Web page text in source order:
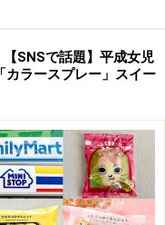
い
わせているようで、
味はおだやかで、甘
よう。量もしっかり
せて味わえます。
【SNSで話題】平成女児
カラースプレー」スイー